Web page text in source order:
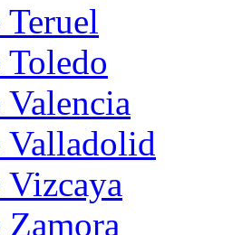
Toledo
Valladolid
Vizcaya